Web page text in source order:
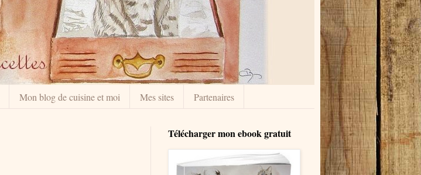
Mon blog de cuisine et moi Mes sites Partenaires
Télécharger mon ebook gratuit